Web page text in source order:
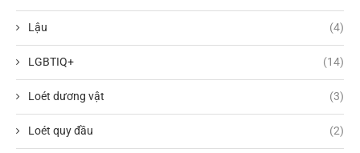
Lậu (4)
LGBTIQ+ (14)
Loét dương vật (3)
Loét quy đầu (2)